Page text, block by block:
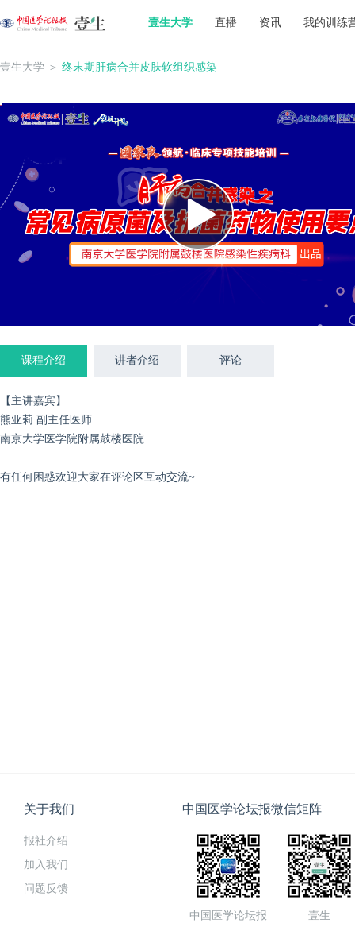
壹生大学 直播 资讯 我的训练
壹生大学 ＞ 终末期肝病合并皮肤软组织感染
课程介绍 讲者介绍 评论
【主讲嘉宾】
熊亚莉 副主任医师
南京大学医学院附属鼓楼医院
有任何困惑欢迎大家在评论区互动交流~
关于我们
报社介绍
加入我们
问题反馈
中国医学论坛报微信矩阵
中国医学论坛报 壹生